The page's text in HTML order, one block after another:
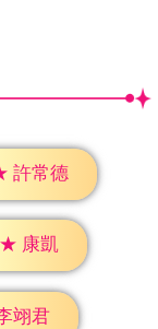
許常德
★ 康凱
翊君